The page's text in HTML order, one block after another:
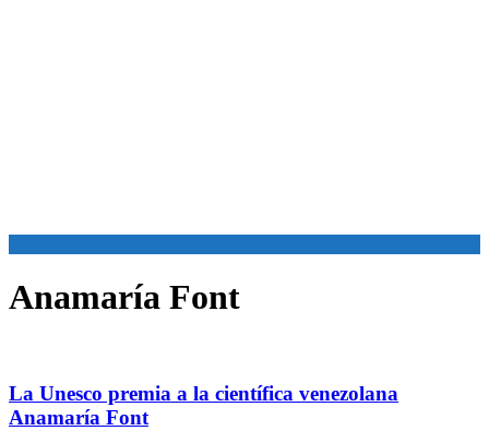
Anamaría Font
La Unesco premia a la científica venezolana
Anamaría Font